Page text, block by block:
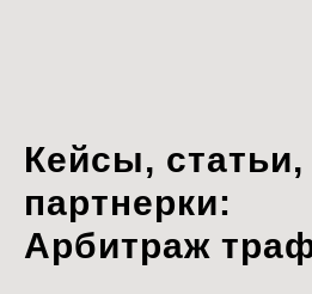
Кейсы, статьи,
партнерки:
Арбитраж